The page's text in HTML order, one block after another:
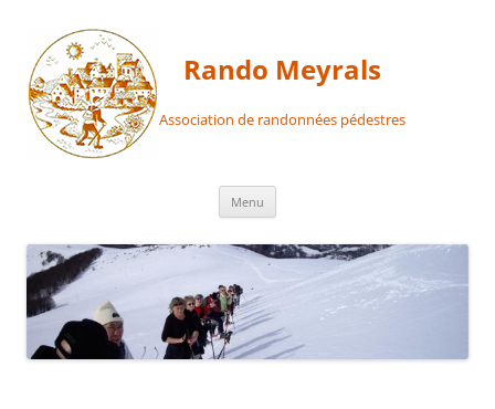
contenu
Rando Meyrals
Association de randonnées pédestres
Menu